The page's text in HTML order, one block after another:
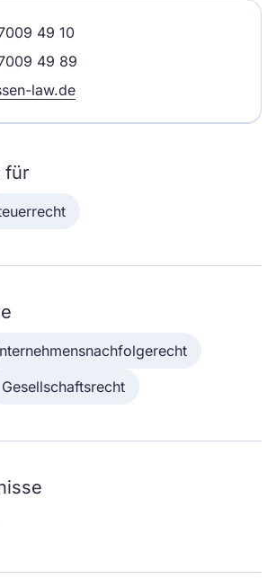
49 10
49 89
law.de
für
Gesellschaftsrecht